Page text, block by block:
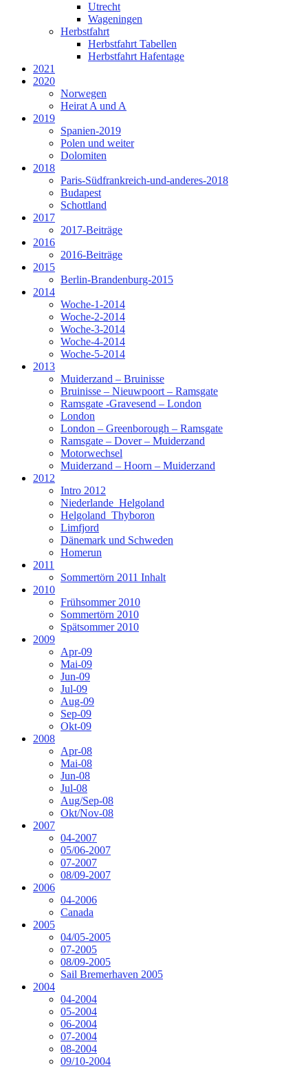
Utrecht
Wageningen
Herbstfahrt
Herbstfahrt Tabellen
Herbstfahrt Hafentage
2021
2020
Norwegen
Heirat A und A
2019
Spanien-2019
Polen und weiter
Dolomiten
2018
Paris-Südfrankreich-und-anderes-2018
Budapest
Schottland
2017
2017-Beiträge
2016
2016-Beiträge
2015
Berlin-Brandenburg-2015
2014
Woche-1-2014
Woche-2-2014
Woche-3-2014
Woche-4-2014
Woche-5-2014
2013
Muiderzand – Bruinisse
Bruinisse – Nieuwpoort – Ramsgate
Ramsgate -Gravesend – London
London
London – Greenborough – Ramsgate
Ramsgate – Dover – Muiderzand
Motorwechsel
Muiderzand – Hoorn – Muiderzand
2012
Intro 2012
Niederlande_Helgoland
Helgoland_Thyboron
Limfjord
Dänemark und Schweden
Homerun
2011
Sommertörn 2011 Inhalt
2010
Frühsommer 2010
Sommertörn 2010
Spätsommer 2010
2009
Apr-09
Mai-09
Jun-09
Jul-09
Aug-09
Sep-09
Okt-09
2008
Apr-08
Mai-08
Jun-08
Jul-08
Aug/Sep-08
Okt/Nov-08
2007
04-2007
05/06-2007
07-2007
08/09-2007
2006
04-2006
Canada
2005
04/05-2005
07-2005
08/09-2005
Sail Bremerhaven 2005
2004
04-2004
05-2004
06-2004
07-2004
08-2004
09/10-2004